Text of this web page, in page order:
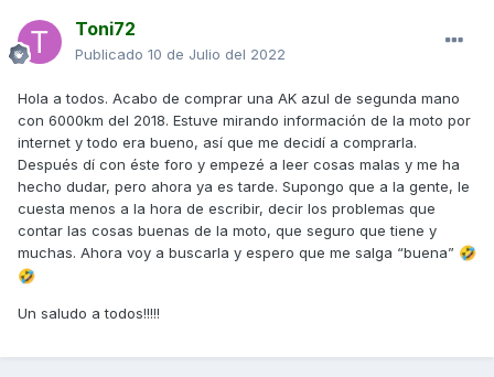
Toni72
Publicado 10 de Julio del 2022
Hola a todos. Acabo de comprar una AK azul de segunda mano
con 6000km del 2018. Estuve mirando información de la moto por
internet y todo era bueno, así que me decidí a comprarla.
Después dí con éste foro y empezé a leer cosas malas y me ha
hecho dudar, pero ahora ya es tarde. Supongo que a la gente, le
cuesta menos a la hora de escribir, decir los problemas que
contar las cosas buenas de la moto, que seguro que tiene y
muchas. Ahora voy a buscarla y espero que me salga “buena” 🤣
🤣
Un saludo a todos!!!!!